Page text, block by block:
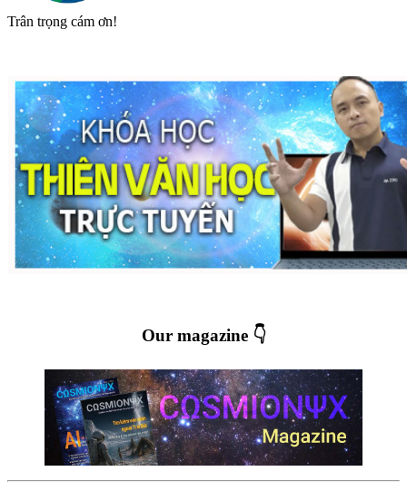
Trân trọng cám ơn!
Our magazine 👇